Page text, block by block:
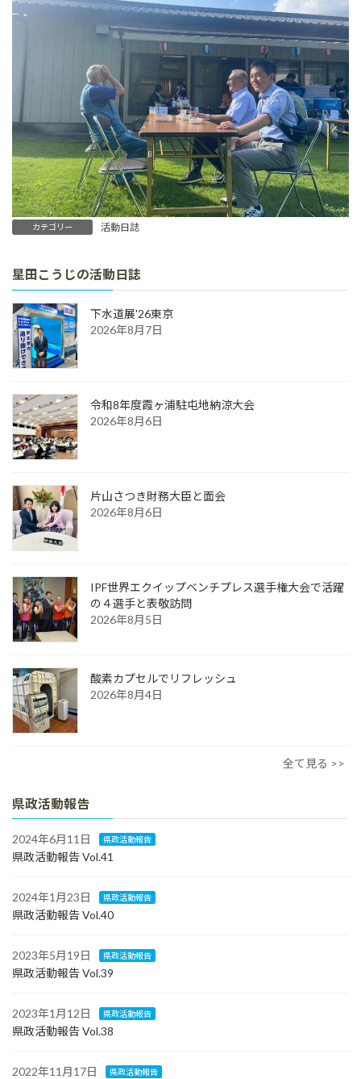
カテゴリー 活動日誌
星田こうじの活動日誌
下水道展'26東京
2026年8月7日
令和8年度霞ヶ浦駐屯地納涼大会
2026年8月6日
片山さつき財務大臣と面会
2026年8月6日
IPF世界エクイップベンチプレス選手権大会で活躍
の４選手と表敬訪問
2026年8月5日
酸素カプセルでリフレッシュ
2026年8月4日
全て見る >>
県政活動報告
2024年6月11日 県政活動報告
県政活動報告 Vol.41
2024年1月23日 県政活動報告
県政活動報告 Vol.40
2023年5月19日 県政活動報告
県政活動報告 Vol.39
2023年1月12日 県政活動報告
県政活動報告 Vol.38
2022年11月17日 県政活動報告